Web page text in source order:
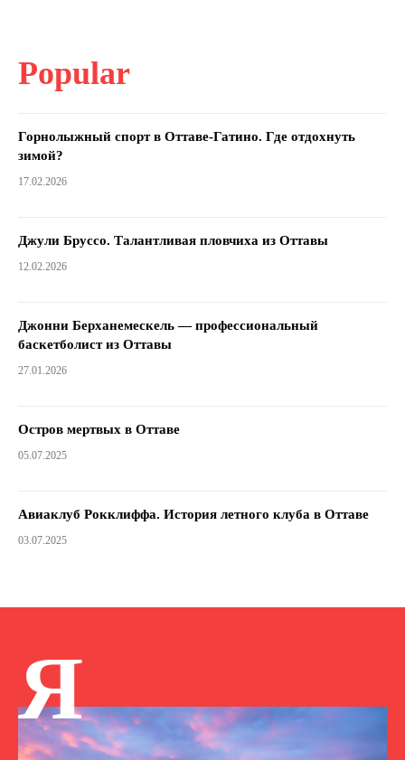
Popular
Горнолыжный спорт в Оттаве-Гатино. Где отдохнуть
зимой?
17.02.2026
Джули Бруссо. Талантливая пловчиха из Оттавы
12.02.2026
Джонни Берханемескель — профессиональный
баскетболист из Оттавы
27.01.2026
Остров мертвых в Оттаве
05.07.2025
Авиаклуб Рокклиффа. История летного клуба в Оттаве
03.07.2025
Я